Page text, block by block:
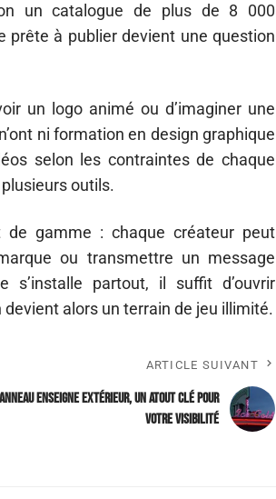
un catalogue de plus de 8 000
prête à publier devient une question
un logo animé ou d’imaginer une
ni formation en design graphique
selon les contraintes de chaque
outils.
de gamme : chaque créateur peut
ou transmettre un message
s’installe partout, il suffit d’ouvrir
devient alors un terrain de jeu illimité.
ARTICLE SUIVANT
enseigne extérieur, un atout clé pour
votre visibilité